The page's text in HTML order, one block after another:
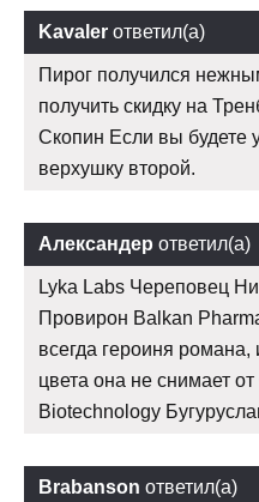
Kavaler ответил(а)
Пирог получился
получить скидку на
Скопин Если вы будете
верхушку второй.
Александер ответил(а)
Lyka Labs Череповец
Провирон Balkan
всегда героиня
цвета она не снимает
Biotechnology
Brabanson ответил(а)